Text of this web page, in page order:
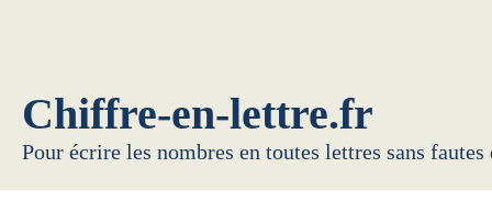
Chiffre-en-lettre.fr
Pour écrire les nombres en toutes lettres sans